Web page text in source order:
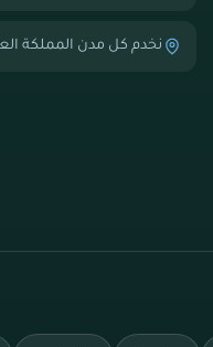
نخدم كل مدن المملكة